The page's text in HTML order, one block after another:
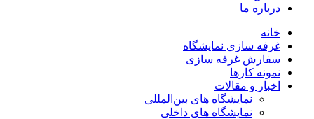
درباره ما
خانه
غرفه سازی نمایشگاه
سفارش غرفه سازی
نمونه کارها
اخبار و مقالات
نمایشگاه های بین‌المللی
نمایشگاه های داخلی